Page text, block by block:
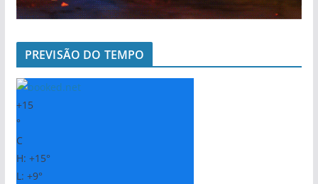
PREVISÃO DO TEMPO
+15
°
C
H: +15°
L: +9°